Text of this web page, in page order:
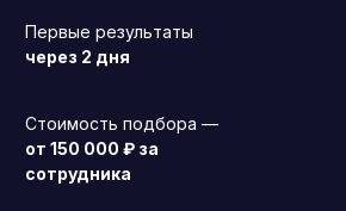
Первые результаты
через 2 дня
Стоимость подбора —
от 150 000 ₽ за
сотрудника